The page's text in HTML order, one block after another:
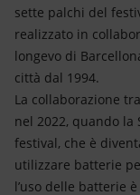
sette palchi del
realizzato in
longevo di
città dal 1994.
La collaborazione
nel 2022, quando la
festival, che è
utilizzare batterie
l’uso delle batterie